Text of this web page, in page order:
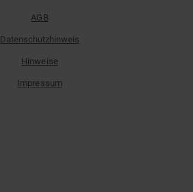
AGB
Datenschutzhinweis
Hinweise
Impressum